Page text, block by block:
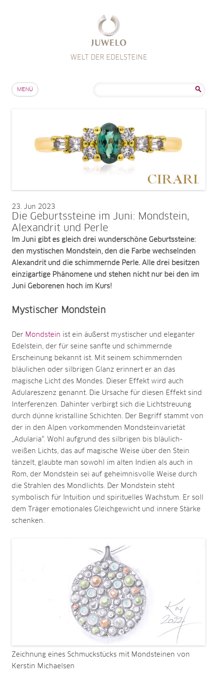
WELT DER EDELSTEINE
MENÜ
23 Jun 2023
Die Geburtssteine im Juni: Mondstein,
Alexandrit und Perle
Im Juni gibt es gleich drei wunderschöne Geburtssteine:
den mystischen Mondstein, den die Farbe wechselnden
Alexandrit und die schimmernde Perle. Alle drei besitzen
einzigartige Phänomene und stehen nicht nur bei den im
Juni Geborenen hoch im Kurs!
Mystischer Mondstein
Der Mondstein ist ein äußerst mystischer und eleganter
Edelstein, der für seine sanfte und schimmernde
Erscheinung bekannt ist. Mit seinem schimmernden
bläulichen oder silbrigen Glanz erinnert er an das
magische Licht des Mondes. Dieser Effekt wird auch
Adulareszenz genannt. Die Ursache für diesen Effekt sind
Interferenzen. Dahinter verbirgt sich die Lichtstreuung
durch dünne kristalline Schichten. Der Begriff stammt von
der in den Alpen vorkommenden Mondsteinvarietät
„Adularia“. Wohl aufgrund des silbrigen bis bläulich-
weißen Lichts, das auf magische Weise über den Stein
tänzelt, glaubte man sowohl im alten Indien als auch in
Rom, der Mondstein sei auf geheimnisvolle Weise durch
die Strahlen des Mondlichts. Der Mondstein steht
symbolisch für Intuition und spirituelles Wachstum. Er soll
dem Träger emotionales Gleichgewicht und innere Stärke
schenken.
Zeichnung eines Schmuckstücks mit Mondsteinen von
Kerstin Michaelsen